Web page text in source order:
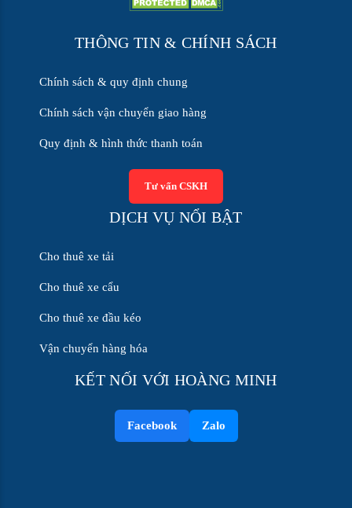
THÔNG TIN & CHÍNH SÁCH
Chính sách & quy định chung
Chính sách vận chuyển giao hàng
Quy định & hình thức thanh toán
Tư vấn CSKH
DỊCH VỤ NỔI BẬT
Cho thuê xe tải
Cho thuê xe cẩu
Cho thuê xe đầu kéo
Vận chuyển hàng hóa
KẾT NỐI VỚI HOÀNG MINH
Facebook Zalo